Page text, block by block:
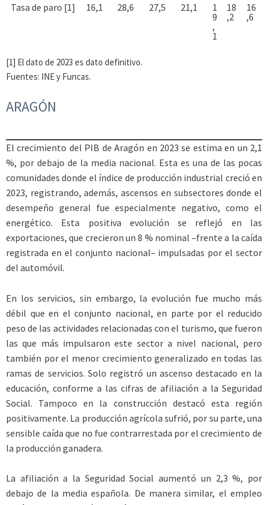
Tasa de paro [1] 16,1 28,6 27,5 21,1
1
9
,
1
18
,2
16
,6
[1] El dato de 2023 es dato definitivo.
Fuentes: INE y Funcas.
ARAGÓN
El crecimiento del PIB de Aragón en 2023 se estima en un 2,1
%, por debajo de la media nacional. Esta es una de las pocas
comunidades donde el índice de producción industrial creció en
2023, registrando, además, ascensos en subsectores donde el
desempeño general fue especialmente negativo, como el
energético. Esta positiva evolución se reflejó en las
exportaciones, que crecieron un 8 % nominal –frente a la caída
registrada en el conjunto nacional– impulsadas por el sector
del automóvil.
En los servicios, sin embargo, la evolución fue mucho más
débil que en el conjunto nacional, en parte por el reducido
peso de las actividades relacionadas con el turismo, que fueron
las que más impulsaron este sector a nivel nacional, pero
también por el menor crecimiento generalizado en todas las
ramas de servicios. Solo registró un ascenso destacado en la
educación, conforme a las cifras de afiliación a la Seguridad
Social. Tampoco en la construcción destacó esta región
positivamente. La producción agrícola sufrió, por su parte, una
sensible caída que no fue contrarrestada por el crecimiento de
la producción ganadera.
La afiliación a la Seguridad Social aumentó un 2,3 %, por
debajo de la media española. De manera similar, el empleo